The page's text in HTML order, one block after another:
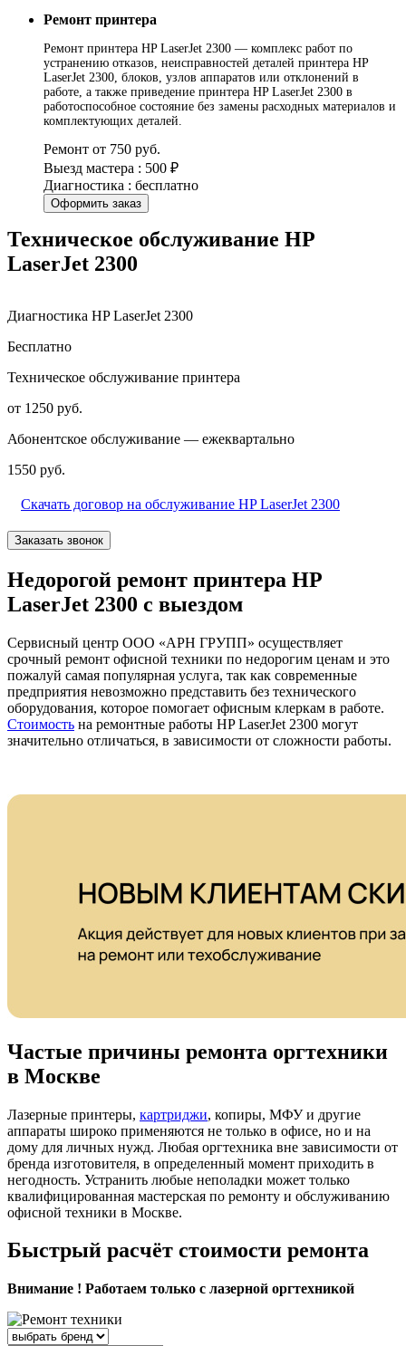
Ремонт принтера
Ремонт принтера HP LaserJet 2300 — комплекс работ по
устранению отказов, неисправностей деталей принтера HP
LaserJet 2300, блоков, узлов аппаратов или отклонений в
работе, а также приведение принтера HP LaserJet 2300 в
работоспособное состояние без замены расходных материалов и
комплектующих деталей.
Ремонт от 750 руб.
Выезд мастера : 500 ₽
Диагностика : бесплатно
Оформить заказ
Техническое обслуживание HP
LaserJet 2300
Диагностика HP LaserJet 2300
Бесплатно
Техническое обслуживание принтера
от 1250 руб.
Абонентское обслуживание — ежеквартально
1550 руб.
Скачать договор на обслуживание HP LaserJet 2300
Заказать звонок
Недорогой ремонт принтера HP
LaserJet 2300 с выездом
Сервисный центр ООО «АРН ГРУПП» осуществляет
срочный ремонт офисной техники по недорогим ценам и это
пожалуй самая популярная услуга, так как современные
предприятия невозможно представить без технического
оборудования, которое помогает офисным клеркам в работе.
Стоимость на ремонтные работы HP LaserJet 2300 могут
значительно отличаться, в зависимости от сложности работы.
Частые причины ремонта оргтехники
в Москве
Лазерные принтеры, картриджи, копиры, МФУ и другие
аппараты широко применяются не только в офисе, но и на
дому для личных нужд. Любая оргтехника вне зависимости от
бренда изготовителя, в определенный момент приходить в
негодность. Устранить любые неполадки может только
квалифицированная мастерская по ремонту и обслуживанию
офисной техники в Москве.
Быстрый расчёт стоимости ремонта
Внимание ! Работаем только с лазерной оргтехникой